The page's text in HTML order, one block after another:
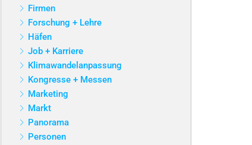
Firmen
Forschung + Lehre
Häfen
Job + Karriere
Klimawandelanpassung
Kongresse + Messen
Marketing
Markt
Panorama
Personen